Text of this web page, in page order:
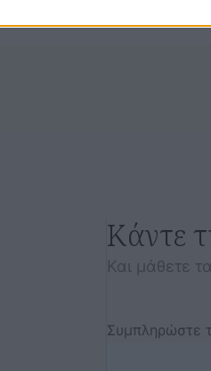
Κάντε
Και μάθετε
Συμπληρώστε